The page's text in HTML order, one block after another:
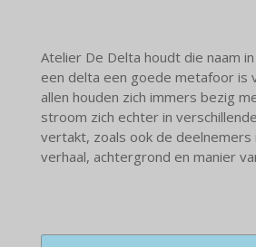
Atelier De Delta houdt die naam
een delta een goede metafoor is
allen houden zich immers bezig
stroom zich echter in
vertakt, zoals ook de deelnemers
verhaal, achtergrond en manier